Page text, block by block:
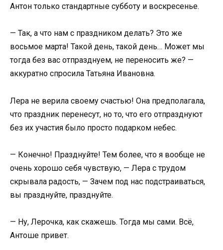
Антон только стандартные субботу и воскресенье.
— Так, а что нам с праздником делать? Это же
восьмое марта! Такой день, такой день… Может мы
тогда без вас отпразднуем, не переносить же? —
аккуратно спросила Татьяна Ивановна.
Лера не верила своему счастью! Она предполагала,
что праздник перенесут, но то, что его отпразднуют
без их участия было просто подарком небес.
— Конечно! Празднуйте! Тем более, что я вообще не
очень хорошо себя чувствую, — Лера с трудом
скрывала радость, — Зачем под нас подстраиваться,
вы празднуйте, празднуйте.
— Ну, Лерочка, как скажешь. Тогда мы сами. Всё,
Антоше привет.